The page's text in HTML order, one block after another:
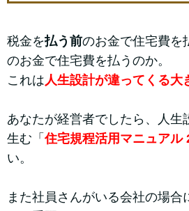
税金を払う前のお金で住宅費を
のお金で住宅費を払うのか。
これは 人生設計が違ってくる大
あなたが経営者でしたら、人生
生む「住宅規程活用マニュアル
い。
また社員さんがいる会社の場合